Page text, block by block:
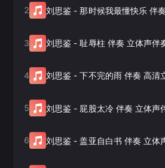
2 刘思鉴 -那时候我最懂快乐 伴
3 刘思鉴 -耻辱柱 伴奏 立体声伴
4 刘思鉴 -下不完的雨 伴奏 高清
5 刘思鉴 - 屁股太冷 伴奏 立体声
6 刘思鉴 -盖亚自白书 伴奏 立体